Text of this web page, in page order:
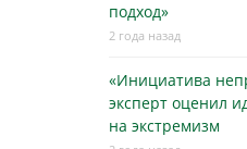
подход»
2 года назад
«Инициатива
эксперт оценил
на экстремизм